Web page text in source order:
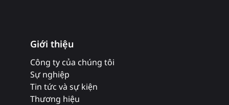
Giới thiệu
Công ty của chúng tôi
Sự nghiệp
Tin tức và sự kiện
Thương hiệu